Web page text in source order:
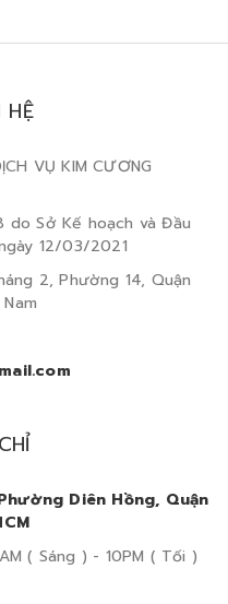
HỆ
VỤ KIM CƯƠNG
do Sở Kế hoạch và Đầu
12/03/2021
2, Phường 14, Quận
Diên Hồng, Quận
( Sáng ) - 10PM ( Tối )